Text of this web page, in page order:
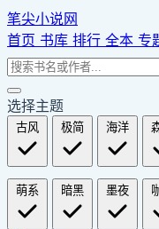
笔尖小说网
首页 书库 排行 全本 专
选择主题
古风 极简 海洋
萌系 暗黑 墨夜